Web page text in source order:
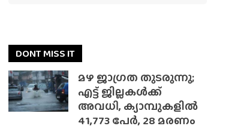
DONT MISS IT
മഴ ജാഗ്രത തുടരുന്നു;
എട്ട് ജില്ലകൾക്ക്
അവധി, ക്യാമ്പുകളിൽ
41,773 പേർ, 28 മരണം